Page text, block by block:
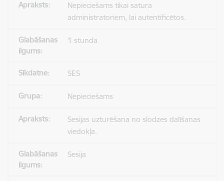
Nepieciešams tikai satura
administratoriem, lai autentificētos.
1 stunda
SES
Nepieciešams
Sesijas uzturēšana no slodzes dalīšanas
viedokļa.
Sesija